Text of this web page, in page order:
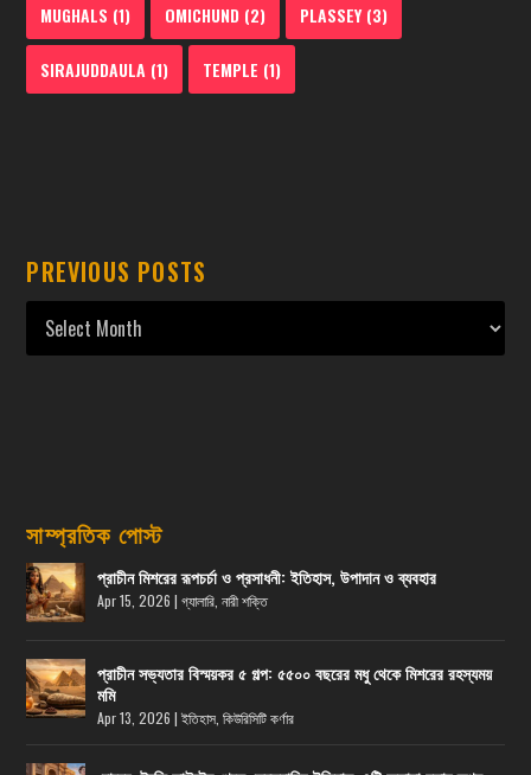
MUGHALS (1) OMICHUND (2) PLASSEY(3)
SIRAJUDDAULA (1) TEMPLE (1)
PREVIOUS POSTS
সাম্প্রতিক পোস্ট
প্রাচীন মিশরের রূপচর্চা ও প্রসাধনী: ইতিহাস, উপাদান ও ব্যবহার
Apr 15, 2026 |গ্যালারি ,নারী শক্তি
প্রাচীন সভ্যতার বিস্ময়কর ৫ গল্প: ৫৫০০ বছরের মধু থেকে মিশরের রহস্যময়
মমি
Apr 13, 2026 |ইতিহাস ,কিউরিসিটি কর্ণার